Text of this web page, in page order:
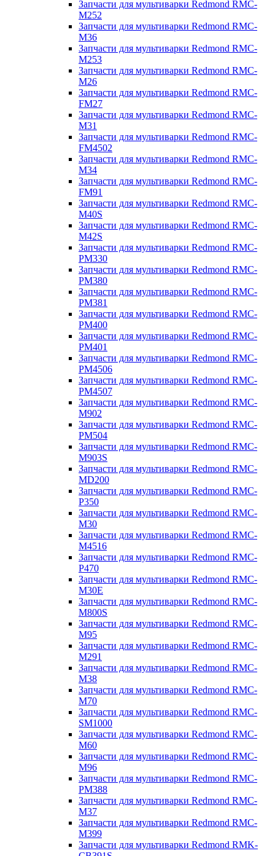
Запчасти для мультиварки Redmond RMC-
M252
Запчасти для мультиварки Redmond RMC-
M36
Запчасти для мультиварки Redmond RMC-
M253
Запчасти для мультиварки Redmond RMC-
M26
Запчасти для мультиварки Redmond RMC-
FM27
Запчасти для мультиварки Redmond RMC-
M31
Запчасти для мультиварки Redmond RMC-
FM4502
Запчасти для мультиварки Redmond RMC-
M34
Запчасти для мультиварки Redmond RMC-
FM91
Запчасти для мультиварки Redmond RMC-
M40S
Запчасти для мультиварки Redmond RMC-
M42S
Запчасти для мультиварки Redmond RMC-
PM330
Запчасти для мультиварки Redmond RMC-
PM380
Запчасти для мультиварки Redmond RMC-
PM381
Запчасти для мультиварки Redmond RMC-
PM400
Запчасти для мультиварки Redmond RMC-
PM401
Запчасти для мультиварки Redmond RMC-
PM4506
Запчасти для мультиварки Redmond RMC-
PM4507
Запчасти для мультиварки Redmond RMC-
M902
Запчасти для мультиварки Redmond RMC-
PM504
Запчасти для мультиварки Redmond RMC-
M903S
Запчасти для мультиварки Redmond RMC-
MD200
Запчасти для мультиварки Redmond RMC-
P350
Запчасти для мультиварки Redmond RMC-
M30
Запчасти для мультиварки Redmond RMC-
M4516
Запчасти для мультиварки Redmond RMC-
P470
Запчасти для мультиварки Redmond RMC-
M30E
Запчасти для мультиварки Redmond RMC-
M800S
Запчасти для мультиварки Redmond RMC-
M95
Запчасти для мультиварки Redmond RMC-
M291
Запчасти для мультиварки Redmond RMC-
M38
Запчасти для мультиварки Redmond RMC-
M70
Запчасти для мультиварки Redmond RMC-
SM1000
Запчасти для мультиварки Redmond RMC-
M60
Запчасти для мультиварки Redmond RMC-
M96
Запчасти для мультиварки Redmond RMC-
PM388
Запчасти для мультиварки Redmond RMC-
M37
Запчасти для мультиварки Redmond RMC-
M399
Запчасти для мультиварки Redmond RMK-